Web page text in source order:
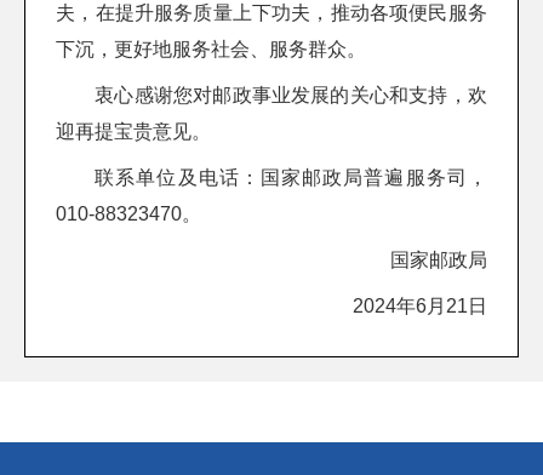
夫，在提升服务质量上下功夫，推动各项便民服务
下沉，更好地服务社会、服务群众。
衷心感谢您对邮政事业发展的关心和支持，欢
迎再提宝贵意见。
联系单位及电话：国家邮政局普遍服务司，
010-88323470。
国家邮政局
2024年6月21日